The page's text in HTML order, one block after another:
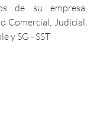
de su empresa,
Comercial, Judicial,
y SG - SST